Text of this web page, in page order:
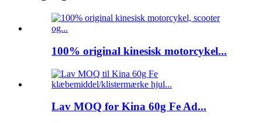
100% original kinesisk motorcykel...
Lav MOQ for Kina 60g Fe Ad...